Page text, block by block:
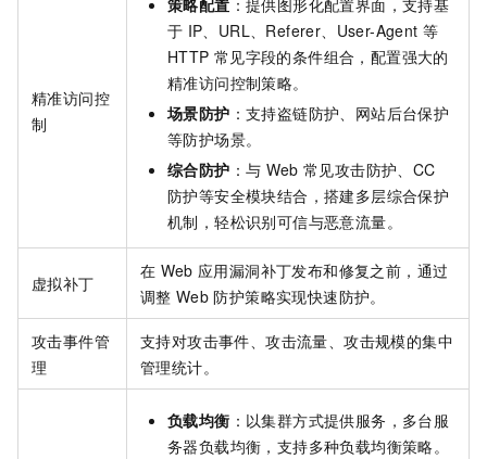
精准访问控
制
策略配置 ：提供图形化配置界面，支持基
于 IP、URL、Referer、User-Agent 等
HTTP 常见字段的条件组合，配置强大的
精准访问控制策略。
场景防护 ：支持盗链防护、网站后台保护
等防护场景。
综合防护 ：与 Web 常见攻击防护、CC
防护等安全模块结合，搭建多层综合保护
机制，轻松识别可信与恶意流量。
虚拟补丁
在 Web 应用漏洞补丁发布和修复之前，通过
调整 Web 防护策略实现快速防护。
攻击事件管
理
支持对攻击事件、攻击流量、攻击规模的集中
管理统计。
负载均衡 ：以集群方式提供服务，多台服
务器负载均衡，支持多种负载均衡策略。